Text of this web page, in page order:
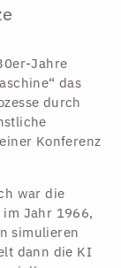
Jahre
das
durch
Konferenz
war die
im Jahr 1966,
simulieren
dann die KI